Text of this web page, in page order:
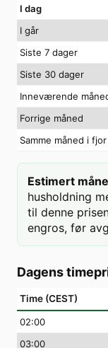
I dag
I går
Siste 7 dager
Siste 30 dager
Inneværende
Forrige måned
Samme måned i fjor
Estimert
husholdning
til denne
engros, før
Dagens
Time (CEST)
02:00
03:00